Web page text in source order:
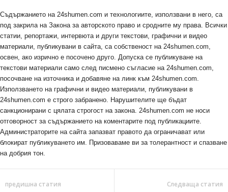
Съдържанието на 24shumen.com и технологиите, използвани в него, са
под закрила на Закона за авторското право и сродните му права. Всички
статии, репортажи, интервюта и други текстови, графични и видео
материали, публикувани в сайта, са собственост на 24shumen.com,
освен, ако изрично е посочено друго. Допуска се публикуване на
текстови материали само след писмено съгласие на 24shumen.com,
посочване на източника и добавяне на линк към 24shumen.com.
Използването на графични и видео материали, публикувани в
24shumen.com е строго забранено. Нарушителите ще бъдат
санкционирани с цялата строгост на закона. 24shumen.com не носи
отговорност за съдържанието на коментарите под публикациите.
Администраторите на сайта запазват правото да ограничават или
блокират публикуването им. Призоваваме ви за толерантност и спазване
на добрия тон.
предишна статия Следваща статия